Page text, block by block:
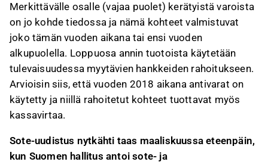
Merkittävälle osalle (vajaa puolet) kerätyistä varoista
on jo kohde tiedossa ja nämä kohteet valmistuvat
joko tämän vuoden aikana tai ensi vuoden
alkupuolella. Loppuosa annin tuotoista käytetään
tulevaisuudessa myytävien hankkeiden rahoitukseen.
Arvioisin siis, että vuoden 2018 aikana antivarat on
käytetty ja niillä rahoitetut kohteet tuottavat myös
kassavirtaa.
Sote-uudistus nytkähti taas maaliskuussa eteenpäin,
kun Suomen hallitus antoi sote- ja